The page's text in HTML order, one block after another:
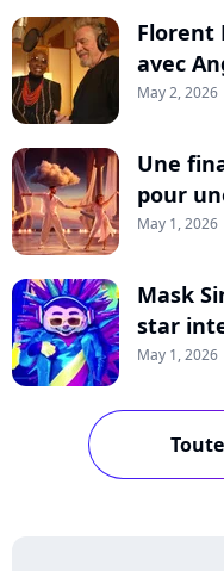
Florent
avec
May 2, 2026
Une
pour
May 1, 2026
Mask
star
May 1, 2026